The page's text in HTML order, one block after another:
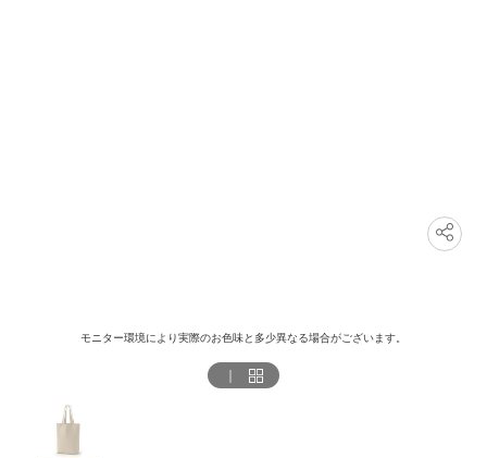
モニター環境により実際のお色味と多少異なる場合がございます。
｜